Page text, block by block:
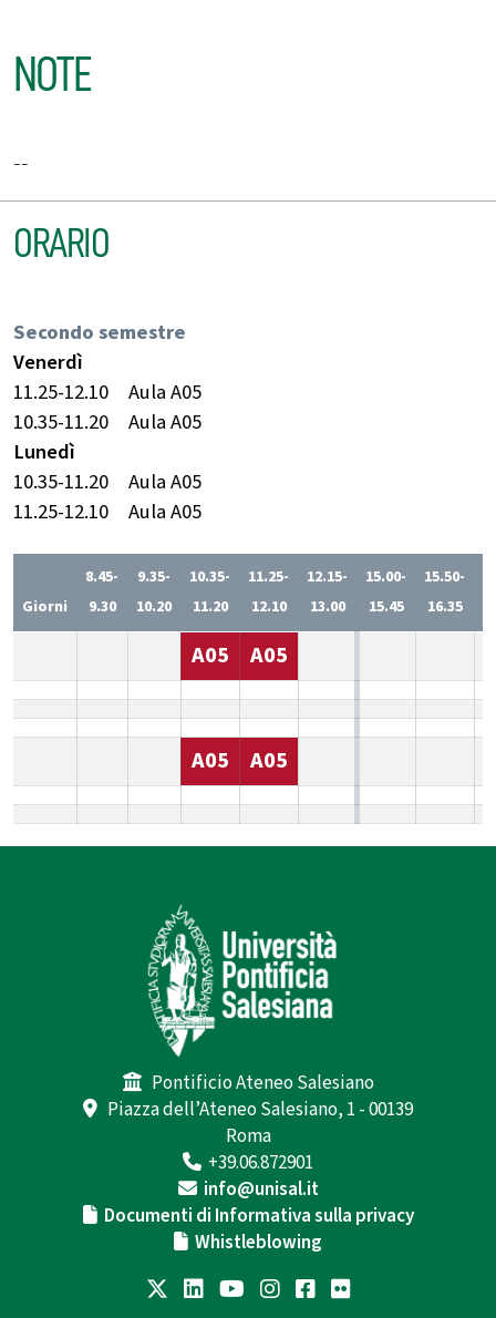
NOTE
--
ORARIO
Secondo semestre
Venerdì
11.25-12.10
Aula A05
10.35-11.20
Aula A05
Lunedì
10.35-11.20
Aula A05
11.25-12.10
Aula A05
Giorni
8.45-
9.30
9.35-
10.20
10.35-
11.20
11.25-
12.10
12.15-
13.00
15.00-
15.45
15.50-
16.35
A05 A05
A05 A05
Pontificio Ateneo Salesiano
Piazza dell’Ateneo Salesiano, 1 - 00139
Roma
+39.06.872901
info@unisal.it
Documenti di Informativa sulla privacy
Whistleblowing